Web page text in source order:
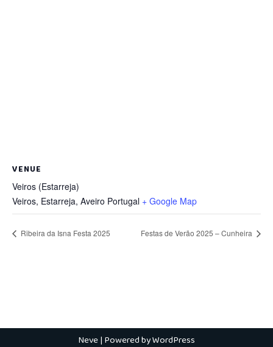
VENUE
Veiros (Estarreja)
Veiros, Estarreja, Aveiro Portugal + Google Map
Ribeira da Isna Festa 2025 Festas de Verão 2025 – Cunheira
Neve| Powered byWordPress